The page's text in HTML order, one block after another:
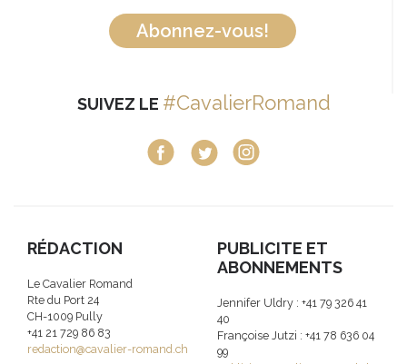
Abonnez-vous!
SUIVEZ LE #CavalierRomand
RÉDACTION
Le Cavalier Romand
Rte du Port 24
CH-1009 Pully
+41 21 729 86 83
redaction@cavalier-romand.ch
PUBLICITE ET
ABONNEMENTS
Jennifer Uldry : +41 79 326 41
40
Françoise Jutzi : +41 78 636 04
99